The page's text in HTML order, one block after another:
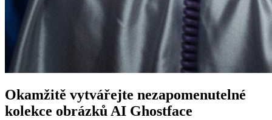
Okamžitě vytvářejte nezapomenutelné
kolekce obrázků AI Ghostface